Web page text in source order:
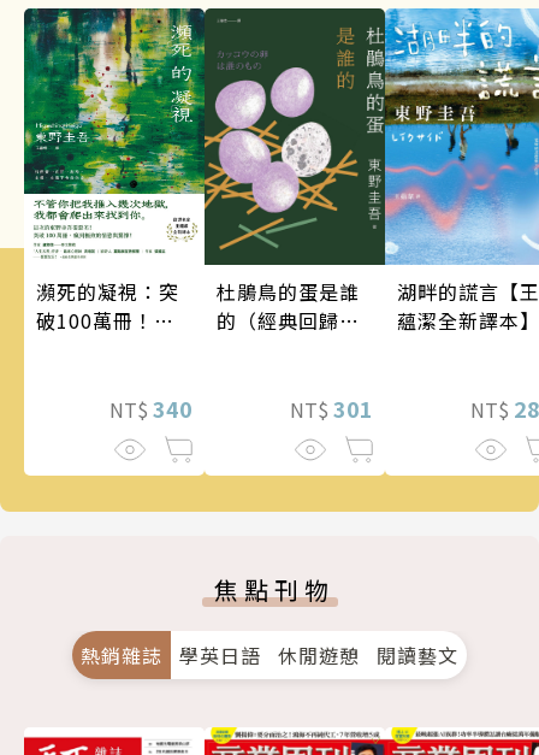
瀕死的凝視：突
破100萬冊！這
的情慾與驚悚！
NT$ 340
杜鵑鳥的蛋是誰
的（經典回歸
NT$ 301
湖畔的謊言【王
蘊潔全新譯本】
NT$
焦點刊物
熱銷雜誌 學英日語 休閒遊憩 閱讀藝文